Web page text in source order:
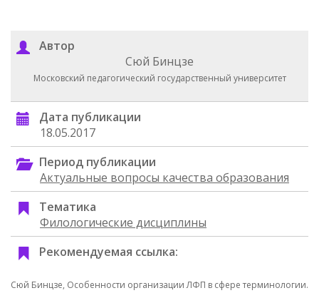
Автор
Сюй Бинцзе
Московский педагогический государственный университет
Дата публикации
18.05.2017
Период публикации
Актуальные вопросы качества образования
Тематика
Филологические дисциплины
Рекомендуемая ссылка:
Сюй Бинцзе, Особенности организации ЛФП в сфере терминологии.